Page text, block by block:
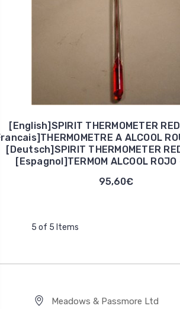
[English]SPIRIT THERMOMETER
A ALCOOL
[Deutsch]SPIRIT THERMOMETER
[Espagnol]TERMOM ALCOOL
95,60€
5 of 5 Items
Meadows & Passmore Ltd